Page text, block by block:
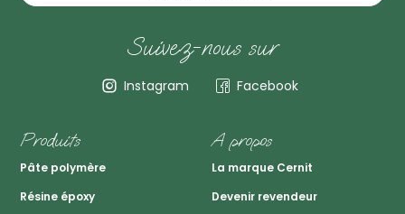
Suivez-nous sur
Instagram Facebook
Produits
Pâte polymère
Résine époxy
A propos
La marque Cernit
Devenir revendeur